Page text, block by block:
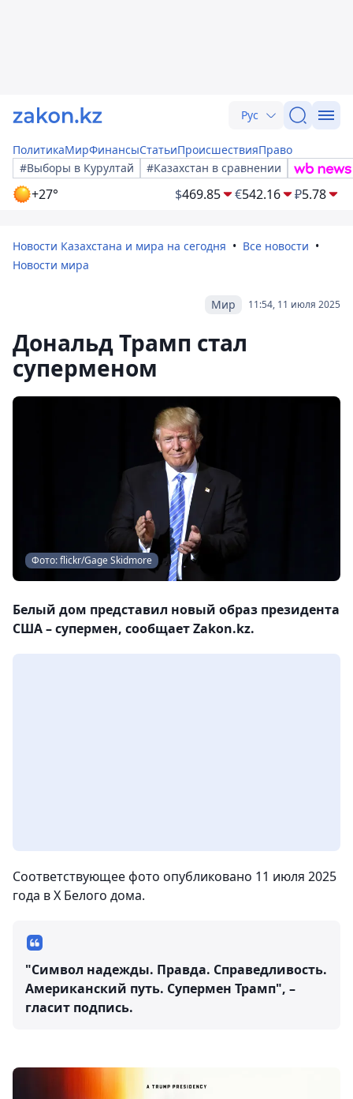
Рус
ПолитикаМирФинансыСтатьиПроисшествияПраво
#Выборы в Курултай
#Казахстан в сравнении
+27° $469.85 €542.16 ₽5.78
Новости Казахстана и мира на сегодня
Все новости
Новости мира
11:54, 11 июля 2025
Мир
Дональд Трамп стал
суперменом
Фото: flickr/Gage Skidmore
Белый дом представил новый образ президента
США – супермен, сообщает Zakon.kz.
Соответствующее фото опубликовано 11 июля 2025
года в X Белого дома.
"Символ надежды. Правда. Справедливость.
Американский путь. Супермен Трамп", –
гласит подпись.